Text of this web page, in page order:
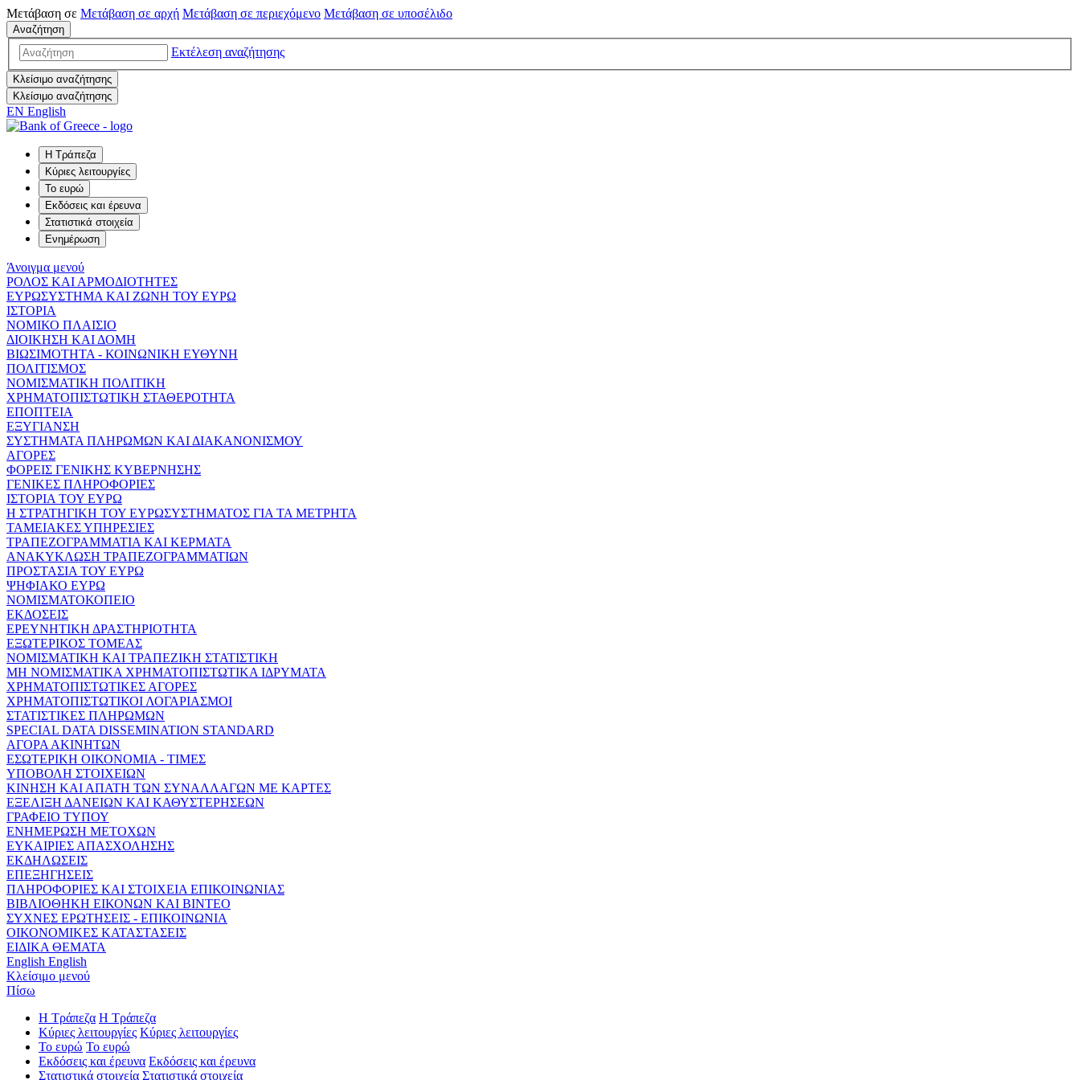
Μετάβαση σε Μετάβαση σε αρχή Μετάβαση σε περιεχόμενο Μετάβαση σε υποσέλιδο
Αναζήτηση
Εκτέλεση αναζήτησης
Κλείσιμο αναζήτησης
Κλείσιμο αναζήτησης
EN English
Η Τράπεζα
Κύριες λειτουργίες
Το ευρώ
Εκδόσεις και έρευνα
Στατιστικά στοιχεία
Ενημέρωση
Άνοιγμα μενού
ΡΟΛΟΣ ΚΑΙ ΑΡΜΟΔΙΟΤΗΤΕΣ
ΕΥΡΩΣΥΣΤΗΜΑ ΚΑΙ ΖΩΝΗ ΤΟΥ ΕΥΡΩ
ΙΣΤΟΡΙΑ
ΝΟΜΙΚΟ ΠΛΑΙΣΙΟ
ΔΙΟΙΚΗΣΗ ΚΑΙ ΔΟΜΗ
ΒΙΩΣΙΜΟΤΗΤΑ - ΚΟΙΝΩΝΙΚΗ ΕΥΘΥΝΗ
ΠΟΛΙΤΙΣΜΟΣ
ΝΟΜΙΣΜΑΤΙΚΗ ΠΟΛΙΤΙΚΗ
ΧΡΗΜΑΤΟΠΙΣΤΩΤΙΚΗ ΣΤΑΘΕΡΟΤΗΤΑ
ΕΠΟΠΤΕΙΑ
ΕΞΥΓΙΑΝΣΗ
ΣΥΣΤΗΜΑΤΑ ΠΛΗΡΩΜΩΝ ΚΑΙ ΔΙΑΚΑΝΟΝΙΣΜΟΥ
ΑΓΟΡΕΣ
ΦΟΡΕΙΣ ΓΕΝΙΚΗΣ ΚΥΒΕΡΝΗΣΗΣ
ΓΕΝΙΚΕΣ ΠΛΗΡΟΦΟΡΙΕΣ
ΙΣΤΟΡΙΑ ΤΟΥ ΕΥΡΩ
Η ΣΤΡΑΤΗΓΙΚΗ ΤΟΥ ΕΥΡΩΣΥΣΤΗΜΑΤΟΣ ΓΙΑ ΤΑ ΜΕΤΡΗΤΑ
ΤΑΜΕΙΑΚΕΣ ΥΠΗΡΕΣΙΕΣ
ΤΡΑΠΕΖΟΓΡΑΜΜΑΤΙΑ ΚΑΙ ΚΕΡΜΑΤΑ
ΑΝΑΚΥΚΛΩΣΗ ΤΡΑΠΕΖΟΓΡΑΜΜΑΤΙΩΝ
ΠΡΟΣΤΑΣΙΑ ΤΟΥ ΕΥΡΩ
ΨΗΦΙΑΚΟ ΕΥΡΩ
ΝΟΜΙΣΜΑΤΟΚΟΠΕΙΟ
ΕΚΔΟΣΕΙΣ
ΕΡΕΥΝΗΤΙΚΗ ΔΡΑΣΤΗΡΙΟΤΗΤΑ
ΕΞΩΤΕΡΙΚΟΣ ΤΟΜΕΑΣ
ΝΟΜΙΣΜΑΤΙΚΗ ΚΑΙ ΤΡΑΠΕΖΙΚΗ ΣΤΑΤΙΣΤΙΚΗ
ΜΗ ΝΟΜΙΣΜΑΤΙΚΑ ΧΡΗΜΑΤΟΠΙΣΤΩΤΙΚΑ ΙΔΡΥΜΑΤΑ
ΧΡΗΜΑΤΟΠΙΣΤΩΤΙΚΕΣ ΑΓΟΡΕΣ
ΧΡΗΜΑΤΟΠΙΣΤΩΤΙΚΟΙ ΛΟΓΑΡΙΑΣΜΟΙ
ΣΤΑΤΙΣΤΙΚΕΣ ΠΛΗΡΩΜΩΝ
SPECIAL DATA DISSEMINATION STANDARD
ΑΓΟΡΑ ΑΚΙΝΗΤΩΝ
ΕΣΩΤΕΡΙΚΗ ΟΙΚΟΝΟΜΙΑ - ΤΙΜΕΣ
ΥΠΟΒΟΛΗ ΣΤΟΙΧΕΙΩΝ
ΚΙΝΗΣΗ ΚΑΙ ΑΠΑΤΗ ΤΩΝ ΣΥΝΑΛΛΑΓΩΝ ΜΕ ΚΑΡΤΕΣ
ΕΞΕΛΙΞΗ ΔΑΝΕΙΩΝ ΚΑΙ ΚΑΘΥΣΤΕΡΗΣΕΩΝ
ΓΡΑΦΕΙΟ ΤΥΠΟΥ
ΕΝΗΜΕΡΩΣΗ ΜΕΤΟΧΩΝ
ΕΥΚΑΙΡΙΕΣ ΑΠΑΣΧΟΛΗΣΗΣ
ΕΚΔΗΛΩΣΕΙΣ
ΕΠΕΞΗΓΗΣΕΙΣ
ΠΛΗΡΟΦΟΡΙΕΣ ΚΑΙ ΣΤΟΙΧΕΙΑ ΕΠΙΚΟΙΝΩΝΙΑΣ
ΒΙΒΛΙΟΘΗΚΗ ΕΙΚΟΝΩΝ ΚΑΙ ΒΙΝΤΕΟ
ΣΥΧΝΕΣ ΕΡΩΤΗΣΕΙΣ - ΕΠΙΚΟΙΝΩΝΙΑ
ΟΙΚΟΝΟΜΙΚΕΣ ΚΑΤΑΣΤΑΣΕΙΣ
ΕΙΔΙΚΑ ΘΕΜΑΤΑ
English English
Κλείσιμο μενού
Πίσω
Η Τράπεζα Η Τράπεζα
Κύριες λειτουργίες Κύριες λειτουργίες
Το ευρώ Το ευρώ
Εκδόσεις και έρευνα Εκδόσεις και έρευνα
Στατιστικά στοιχεία Στατιστικά στοιχεία